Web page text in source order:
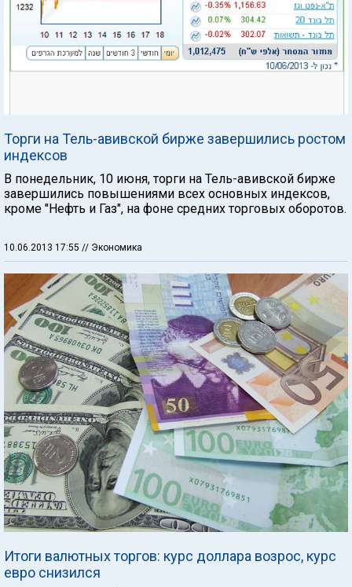
Торги на Тель-авивской бирже завершились ростом
индексов
В понедельник, 10 июня, торги на Тель-авивской бирже
завершились повышениями всех основных индексов,
кроме "Нефть и Газ", на фоне средних торговых оборотов.
10.06.2013 17:55 // Экономика
Итоги валютных торгов: курс доллара возрос, курс
евро снизился